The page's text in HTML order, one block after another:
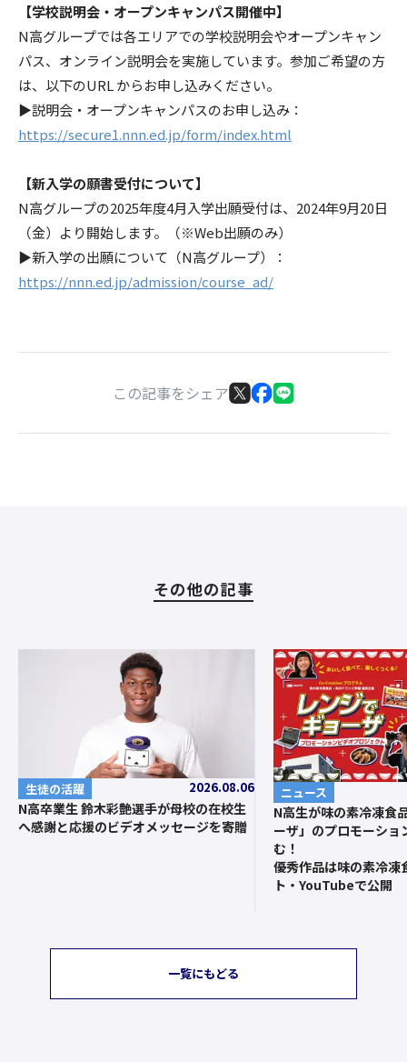
【学校説明会・オープンキャンパス開催中】
N高グループでは各エリアでの学校説明会やオープンキャン
パス、オンライン説明会を実施しています。参加ご希望の方
は、以下のURL からお申し込みください。
▶説明会・オープンキャンパスのお申し込み：
https://secure1.nnn.ed.jp/form/index.html
【新入学の願書受付について】
N高グループの2025年度4月入学出願受付は、2024年9月20日
（金）より開始します。（※Web出願のみ）
▶新入学の出願について（N高グループ）：
https://nnn.ed.jp/admission/course_ad/
この記事をシェア
その他の記事
生徒の活躍 2026.08.06
N高卒業生 鈴木彩艶選手が母校の在校生
へ感謝と応援のビデオメッセージを寄贈
ニュース
N高生が味の素冷凍食
ーザ」のプロモーショ
む！
優秀作品は味の素冷凍
ト・YouTubeで公開
一覧にもどる